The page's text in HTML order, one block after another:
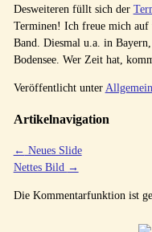
Desweiteren füllt sich der
Terminen! Ich freue mich
Band. Diesmal u.a. in
Bodensee. Wer Zeit hat,
Veröffentlicht unter Allgemein
Artikelnavigation
← Neues Slide
Nettes Bild →
Die Kommentarfunktion ist